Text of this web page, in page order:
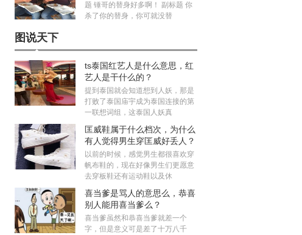
题 锤哥的替身好多啊！ 副标题 你
杀了你的替身，你可就没替
图说天下
ts泰国红艺人是什么意思，红
艺人是干什么的？
提到泰国就会知道想到人妖，那是
打败了泰国庙宇成为泰国连接的第
一联想词组，这泰国人妖真
匡威鞋属于什么档次，为什么
有人觉得男生穿匡威好丢人？
以前的时候，感觉男生都很喜欢穿
帆布鞋的，现在好像男生们更愿意
去穿板鞋还有运动鞋以及休
喜当爹是骂人的意思么，恭喜
别人能用喜当爹么？
喜当爹虽然和恭喜当爹就差一个
字，但是意义可是差了十万八千